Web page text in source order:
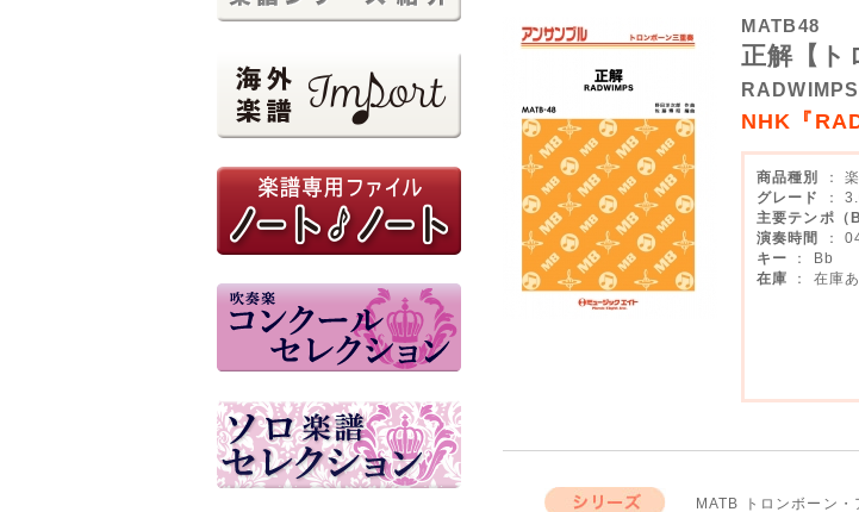
MATB48
正解【ト
RADWIMPS
NHK『
商品種別
：
グレード
：
主要テンポ（
演奏時間
：
キー
： Bb
在庫
： 在庫あ
MATB トロンボーン